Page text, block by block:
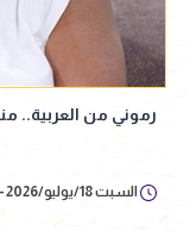
رموني من العربية..
السبت 18/يوليو/2026 - 02:22 م